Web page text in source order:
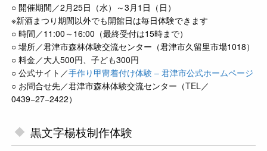
○ 開催期間／2月25日（水）～3月1日（日）
※新酒まつり期間以外でも開館日は毎日体験できます
○ 時間／11:00～16:00（最終受付は15時まで）
○ 場所／君津市森林体験交流センター（君津市久留里市場1018）
○ 料金／大人500円、子ども300円
○ 公式サイト／手作り甲冑着付け体験 – 君津市公式ホームページ
○ お問合せ先／君津市森林体験交流センター（TEL／
0439−27−2422）
黒文字楊枝制作体験